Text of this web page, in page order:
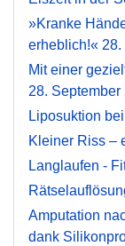
»Kranke
erheblich!« 28.
Mit einer
28. September
Liposuktion
Kleiner Riss –
Langlaufen -
Amputation
dank